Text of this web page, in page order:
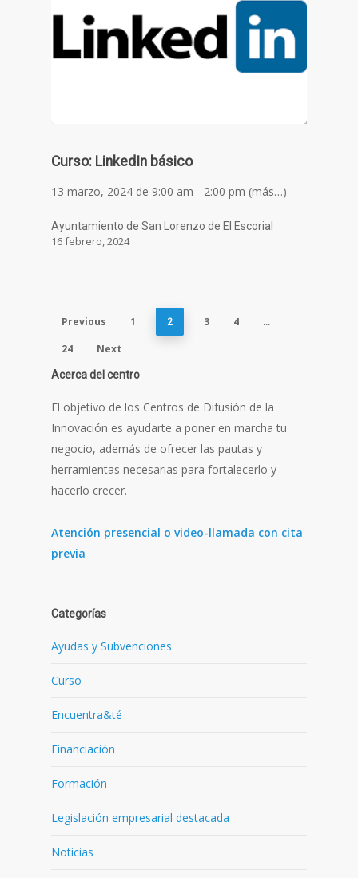
Curso: LinkedIn básico
13 marzo, 2024 de 9:00 am - 2:00 pm (más…)
Ayuntamiento de San Lorenzo de El Escorial
16 febrero, 2024
Previous 1 2 3 4 …
24 Next
Acerca del centro
El objetivo de los Centros de Difusión de la
Innovación es ayudarte a poner en marcha tu
negocio, además de ofrecer las pautas y
herramientas necesarias para fortalecerlo y
hacerlo crecer.
Atención presencial o video-llamada con cita
previa
Categorías
Ayudas y Subvenciones
Curso
Encuentra&té
Financiación
Formación
Legislación empresarial destacada
Noticias